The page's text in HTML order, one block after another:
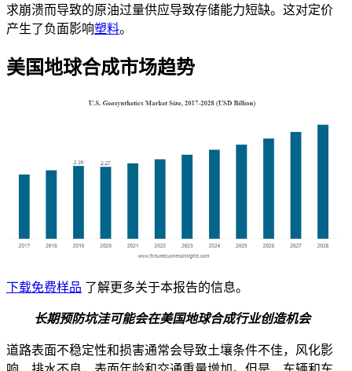
求崩溃而导致的原油过量供应导致存储能力短缺。这对定价
产生了负面影响塑料。
美国地球合成市场趋势
下载免费样品 了解更多关于本报告的信息。
长期预防坑洼可能会在美国地球合成行业创造机会
道路表面不稳定性和损害通常会导致土壤条件不佳，风化影